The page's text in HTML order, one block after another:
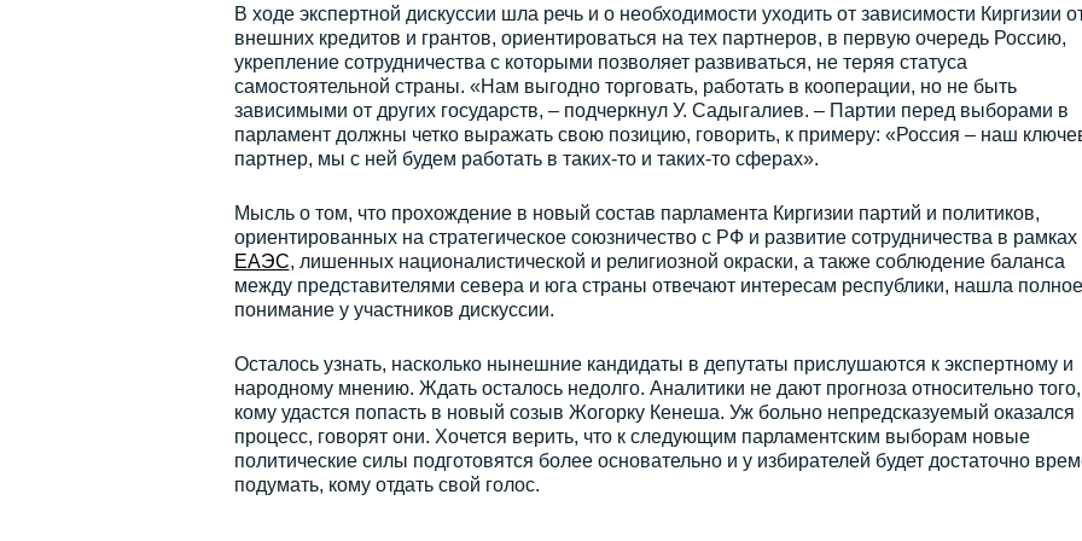
В ходе экспертной дискуссии шла речь и о необходимости уходить от зависимости Киргизии
внешних кредитов и грантов, ориентироваться на тех партнеров, в первую очередь Россию,
укрепление сотрудничества с которыми позволяет развиваться, не теряя статуса
самостоятельной страны. «Нам выгодно торговать, работать в кооперации, но не быть
зависимыми от других государств, – подчеркнул У. Садыгалиев. – Партии перед выборами в
парламент должны четко выражать свою позицию, говорить, к примеру: «Россия – наш
партнер, мы с ней будем работать в таких-то и таких-то сферах».
Мысль о том, что прохождение в новый состав парламента Киргизии партий и политиков,
ориентированных на стратегическое союзничество с РФ и развитие сотрудничества в рамках
ЕАЭС, лишенных националистической и религиозной окраски, а также соблюдение баланса
между представителями севера и юга страны отвечают интересам республики, нашла полное
понимание у участников дискуссии.
Осталось узнать, насколько нынешние кандидаты в депутаты прислушаются к экспертному и
народному мнению. Ждать осталось недолго. Аналитики не дают прогноза относительно того,
кому удастся попасть в новый созыв Жогорку Кенеша. Уж больно непредсказуемый оказался
процесс, говорят они. Хочется верить, что к следующим парламентским выборам новые
политические силы подготовятся более основательно и у избирателей будет достаточно
подумать, кому отдать свой голос.